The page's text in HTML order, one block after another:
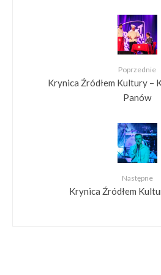
Poprzednie
Krynica Źródłem Kultury –
Panów
Następne
Krynica Źródłem